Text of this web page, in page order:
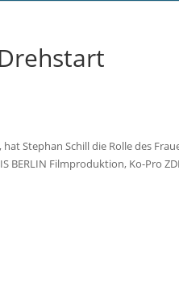
Stephan Schill die Rolle des
BERLIN Filmproduktion, Ko-Pro